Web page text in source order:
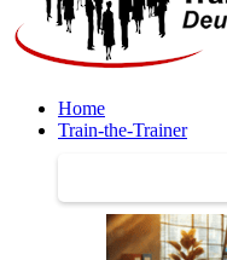
Home
Train-the-Trainer